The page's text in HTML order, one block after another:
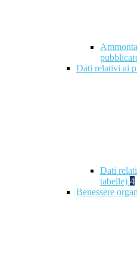
Dati relativi ai
Dati
tabelle) 4
Benessere